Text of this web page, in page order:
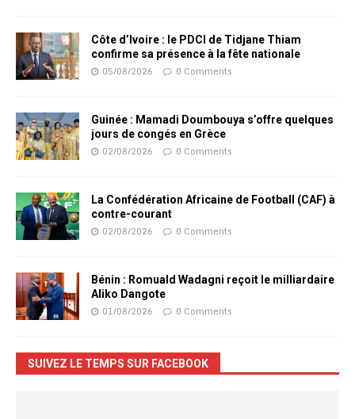
Côte d’Ivoire : le PDCI de Tidjane Thiam
confirme sa présence à la fête nationale
05/08/2026 0 Comments
Guinée : Mamadi Doumbouya s’offre quelques
jours de congés en Grèce
02/08/2026 0 Comments
La Confédération Africaine de Football (CAF) à
contre-courant
02/08/2026 0 Comments
Bénin : Romuald Wadagni reçoit le milliardaire
Aliko Dangote
01/08/2026 0 Comments
SUIVEZ LE TEMPS SUR FACEBOOK